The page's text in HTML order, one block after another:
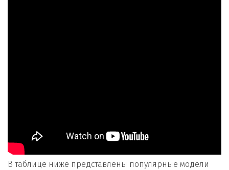
В таблице ниже представлены популярные модели